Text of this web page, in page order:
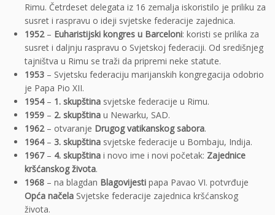
Rimu. Četrdeset delegata iz 16 zemalja iskoristilo je priliku za
susret i raspravu o ideji svjetske federacije zajednica.
1952– Euharistijski kongres u Barceloni: koristi se prilika za
susret i daljnju raspravu o Svjetskoj federaciji. Od središnjeg
tajništva u Rimu se traži da pripremi neke statute.
1953 – Svjetsku federaciju marijanskih kongregacija odobrio
je Papa Pio XII.
1954– 1. skupština svjetske federacije u Rimu.
1959 – 2. skupština u Newarku, SAD.
1962– otvaranje Drugog vatikanskog sabora.
1964– 3. skupština svjetske federacije u Bombaju, Indija.
1967– 4. skupština i novo ime i novi početak: Zajednice
kršćanskog života.
1968 – na blagdan Blagovijesti papa Pavao VI. potvrđuje
Opća načela Svjetske federacije zajednica kršćanskog
života.